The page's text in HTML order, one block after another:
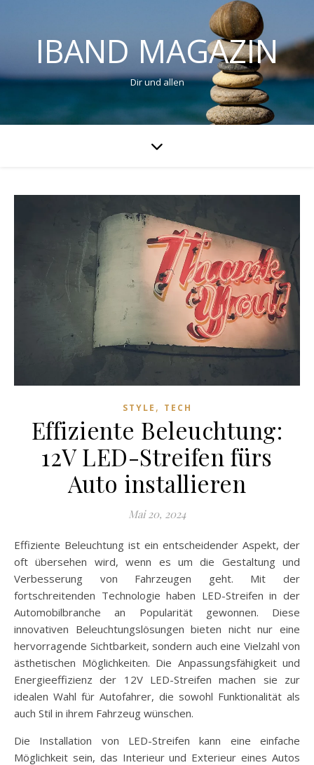
IBAND MAGAZIN
Dir und allen
STYLE , TECH
Effiziente Beleuchtung:
12V LED-Streifen fürs
Auto installieren
Mai 20, 2024
Effiziente Beleuchtung ist ein entscheidender Aspekt, der
oft übersehen wird, wenn es um die Gestaltung und
Verbesserung von Fahrzeugen geht. Mit der
fortschreitenden Technologie haben LED-Streifen in der
Automobilbranche an Popularität gewonnen. Diese
innovativen Beleuchtungslösungen bieten nicht nur eine
hervorragende Sichtbarkeit, sondern auch eine Vielzahl von
ästhetischen Möglichkeiten. Die Anpassungsfähigkeit und
Energieeffizienz der 12V LED-Streifen machen sie zur
idealen Wahl für Autofahrer, die sowohl Funktionalität als
auch Stil in ihrem Fahrzeug wünschen.
Die Installation von LED-Streifen kann eine einfache
Möglichkeit sein, das Interieur und Exterieur eines Autos